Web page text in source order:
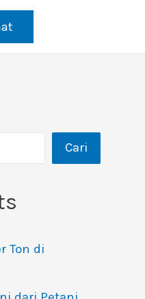
Cari
Ton di